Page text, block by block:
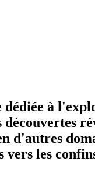
dédiée à
d'autres
les